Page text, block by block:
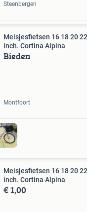
Steenbergen
Meisjesfietsen 16 18 20
inch. Cortina Alpina
Bieden
Montfoort
Meisjesfietsen 16 18 20
inch. Cortina Alpina
€ 1,00